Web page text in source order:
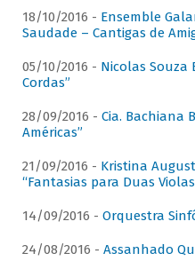
18/10/2016 - Ensemble
Saudade – Cantigas de
05/10/2016 - Nicolas Souza
Cordas”
28/09/2016 - Cia. Bachiana
Américas”
21/09/2016 - Kristina
“Fantasias para Duas
14/09/2016 - Orquestra
24/08/2016 - Assanhado